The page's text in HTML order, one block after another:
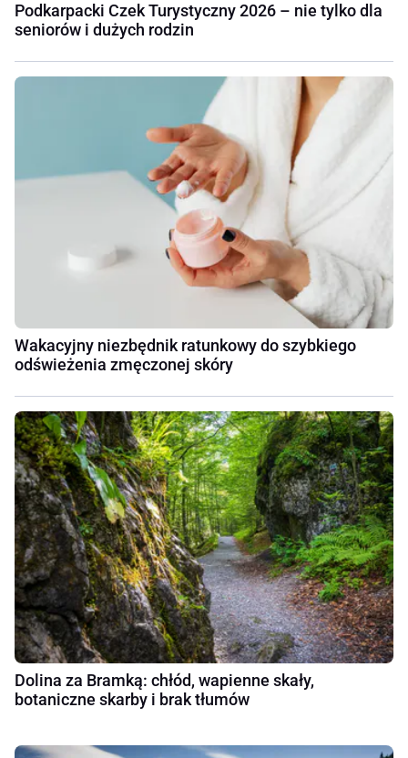
Podkarpacki Czek Turystyczny 2026 – nie tylko dla
seniorów i dużych rodzin
Wakacyjny niezbędnik ratunkowy do szybkiego
odświeżenia zmęczonej skóry
Dolina za Bramką: chłód, wapienne skały,
botaniczne skarby i brak tłumów